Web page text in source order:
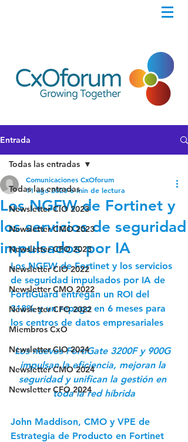
Entrada
Todas las entradas
Newsletter CIO 2023
Newsletter CMO 2023
Newsletter CFO 2023
Newsletter CIO 2022
Newsletter CMO 2022
Newsletter CFO 2022
Miembros CxO
Newsletter CIO 2024
Newsletter CMO 2024
Newsletter CFO 2024
Todas las entradas
Los NGFW de Fortinet y
los servicios de seguridad
impulsados por IA
Comunicaciones CxOforum
11 ago 2023 6 min de lectura
Los NGFW de Fortinet y los servicios
de seguridad impulsados por IA de
FortiGuard entregan un ROI del
318% y un repago en 6 meses para
los centros de datos empresariales
Los nuevos FortiGate 3200F y 900G
impulsan la eficiencia, mejoran la
seguridad y unifican la gestión en
toda la red híbrida
John Maddison, CMO y VPE de
Estrategia de Producto en Fortinet